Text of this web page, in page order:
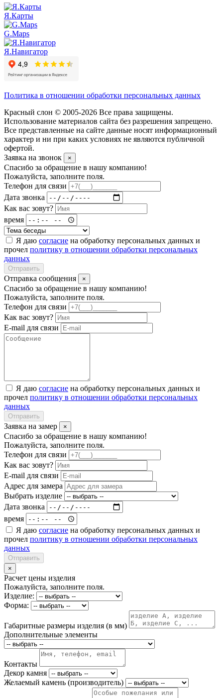
Я.Карты
G.Maps
Я.Навигатор
Политика в отношении обработки персональных данных
Красный слон © 2005-2026 Все права защищены.
Использование материалов сайта без разрешения запрещено.
Все представленные на сайте данные носят информационный
характер и ни при каких условиях не являются публичной
офертой.
Заявка на звонок
×
Спасибо за обращение в нашу компанию!
Пожалуйста, заполните поля.
Телефон для связи
Дата звонка
Как вас зовут?
время
Я даю согласие на обработку персональных данных и
прочел политику в отношении обработки персональных
данных
Отправить
Отправка сообщения ×
Спасибо за обращение в нашу компанию!
Пожалуйста, заполните поля.
Телефон для связи
Как вас зовут?
E-mail для связи
Я даю согласие на обработку персональных данных и
прочел политику в отношении обработки персональных
данных
Отправить
Заявка на замер ×
Спасибо за обращение в нашу компанию!
Пожалуйста, заполните поля.
Телефон для связи
Как вас зовут?
E-mail для связи
Адрес для замера
Выбрать изделие
Дата звонка
время
Я даю согласие на обработку персональных данных и
прочел политику в отношении обработки персональных
данных
Отправить
×
Расчет цены изделия
Пожалуйста, заполните поля.
Изделие:
Форма:
Габаритные размеры изделия (в мм)
Дополнительные элементы
Контакты
Декор камня
Желаемый камень (производитель)